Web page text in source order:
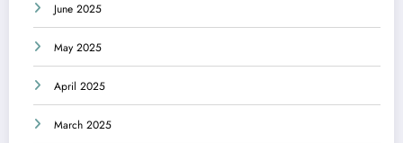
June 2025
May 2025
April 2025
March 2025